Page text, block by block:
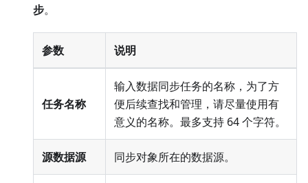
步。
参数 说明
任务名称
输入数据同步任务的名称，为了方
便后续查找和管理，请尽量使用有
意义的名称。最多支持 64 个字符。
源数据源 同步对象所在的数据源。